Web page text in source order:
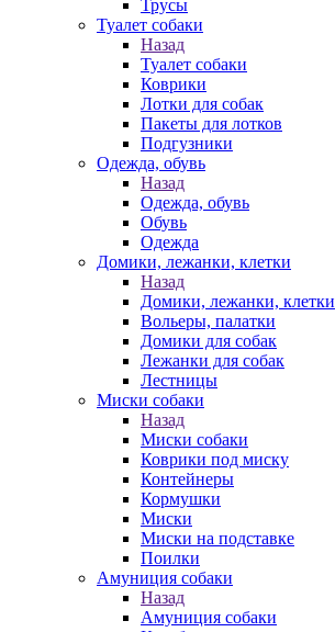
Трусы
Туалет собаки
Назад
Туалет собаки
Коврики
Лотки для собак
Пакеты для лотков
Подгузники
Одежда, обувь
Назад
Одежда, обувь
Обувь
Одежда
Домики, лежанки, клетки
Назад
Домики, лежанки, клетки
Вольеры, палатки
Домики для собак
Лежанки для собак
Лестницы
Миски собаки
Назад
Миски собаки
Коврики под миску
Контейнеры
Кормушки
Миски
Миски на подставке
Поилки
Амуниция собаки
Назад
Амуниция собаки